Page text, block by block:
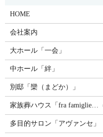
HOME
会社案内
大ホール「一会」
中ホール「絆」
別邸「欒（まどか）」
家族葬ハウス「fra famiglie…
多目的サロン「アヴァンセ」